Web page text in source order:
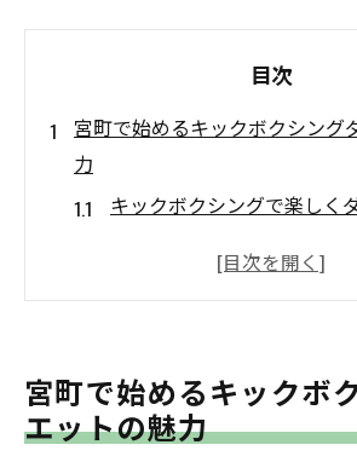
目次
宮町で始めるキックボクシング
力
キックボクシングで楽しく
仙台で人気のキックボクシ
焼
キックボクシングで理想の
宮町で始めるキックボ
エットの魅力